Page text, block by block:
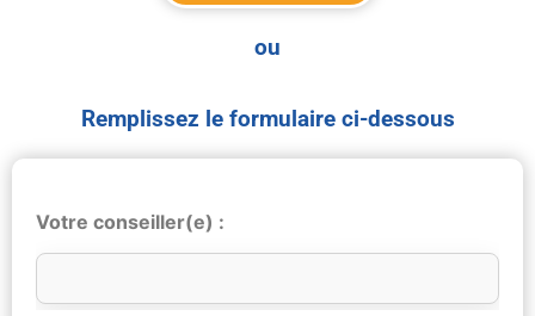
ou
Remplissez le formulaire ci-dessous
Votre conseiller(e) :